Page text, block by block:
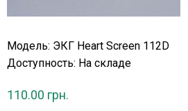
Модель: ЭКГ Heart Screen 112D
Доступность: На складе
110.00 грн.